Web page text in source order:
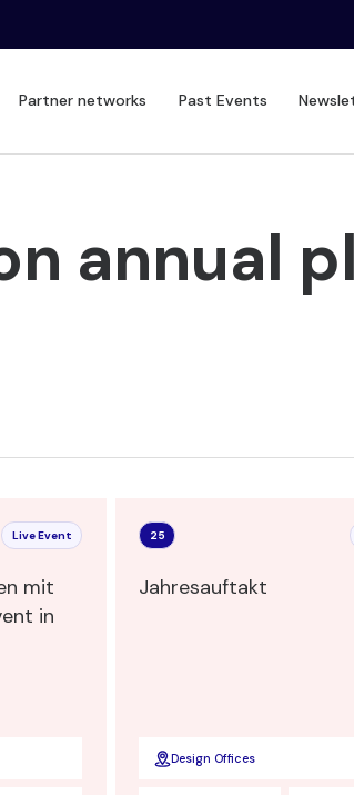
Partner networks Past Events
annual
Live Event
mit
in
25
Jahresauftakt
Design Offices